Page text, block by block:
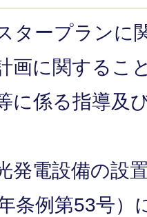
タープランに
画に関するこ
に係る指導及
発電設備の設
条例第53号）